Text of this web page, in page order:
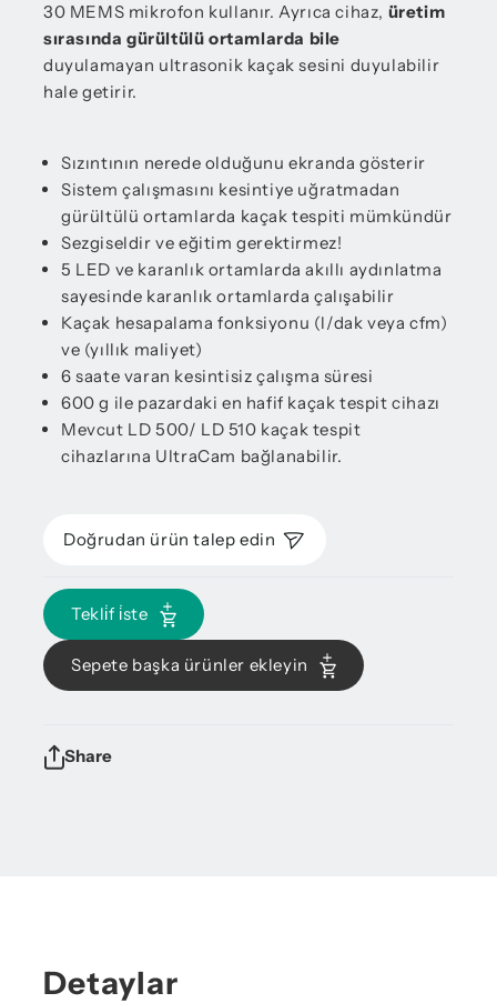
30 MEMS mikrofon kullanır. Ayrıca cihaz, üretim
sırasında gürültülü ortamlarda bile
duyulamayan ultrasonik kaçak sesini duyulabilir
hale getirir.
Sızıntının nerede olduğunu ekranda gösterir
Sistem çalışmasını kesintiye uğratmadan
gürültülü ortamlarda kaçak tespiti mümkündür
Sezgiseldir ve eğitim gerektirmez!
5 LED ve karanlık ortamlarda akıllı aydınlatma
sayesinde karanlık ortamlarda çalışabilir
Kaçak hesapalama fonksiyonu (l/dak veya cfm)
ve (yıllık maliyet)
6 saate varan kesintisiz çalışma süresi
600 g ile pazardaki en hafif kaçak tespit cihazı
Mevcut LD 500/ LD 510 kaçak tespit
cihazlarına UltraCam bağlanabilir.
Doğrudan ürün talep edin
Tekli̇f i̇ste
Sepete başka ürünler ekleyin
Share
Detaylar